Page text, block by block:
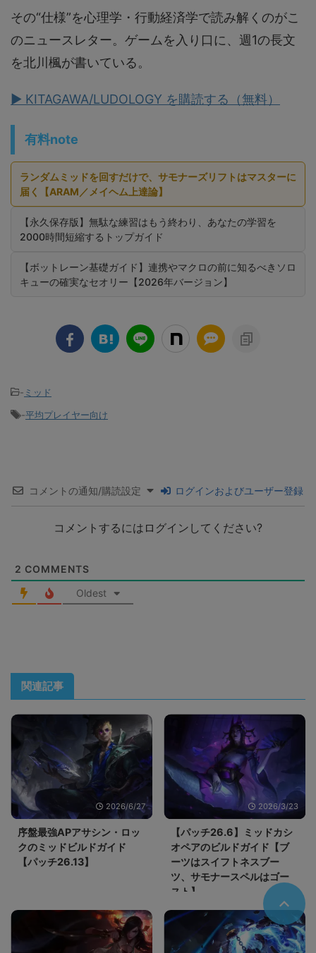
その“仕様”を心理学・行動経済学で読み解くのがこ
のニュースレター。ゲームを入り口に、週1の長文
を北川楓が書いている。
▶ KITAGAWA/LUDOLOGY を購読する（無料）
有料note
ランダムミッドを回すだけで、サモナーズリフトはマスターに
届く【ARAM／メイヘム上達論】
【永久保存版】無駄な練習はもう終わり、あなたの学習を
2000時間短縮するトップガイド
【ボットレーン基礎ガイド】連携やマクロの前に知るべきソロ
キューの確実なセオリー【2026年バージョン】
- ミッド
-平均プレイヤー向け
コメントの通知/購読設定 ログインおよびユーザー登録
コメントするにはログインしてください?
2 COMMENTS
Oldest
関連記事
2026/6/27
序盤最強APアサシン・ロッ
クのミッドビルドガイド
【パッチ26.13】
2026/3/23
【パッチ26.6】ミッドカシ
オペアのビルドガイド【ブ
ーツはスイフトネスブー
ツ、サモナースペルはゴー
スト】